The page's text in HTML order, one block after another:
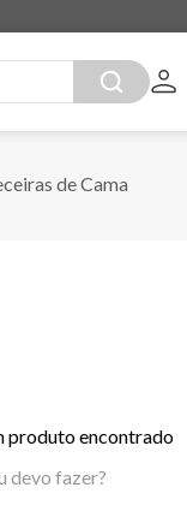
de Cama
produto encontrado
devo fazer?